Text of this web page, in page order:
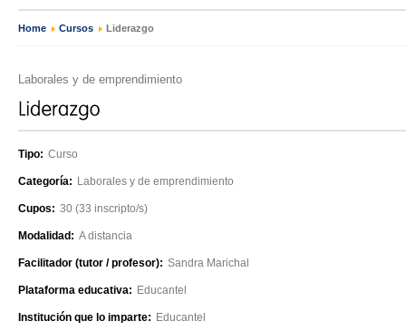
Home › Cursos › Liderazgo
Laborales y de emprendimiento
Tipo: Curso
Categoría: Laborales y de emprendimiento
Cupos: 30 (33 inscripto/s)
Modalidad: A distancia
Facilitador (tutor / profesor): Sandra Marichal
Plataforma educativa: Educantel
Institución que lo imparte: Educantel